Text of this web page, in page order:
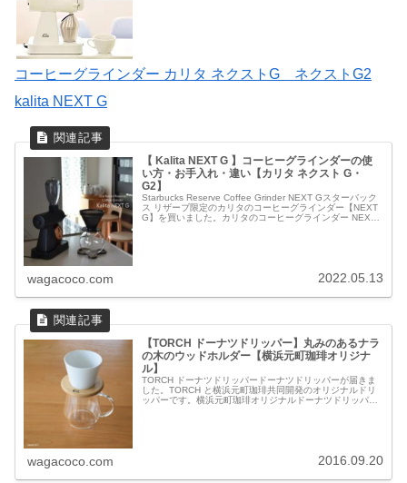
コーヒーグラインダー カリタ ネクストG ネクストG2
kalita NEXT G
【 Kalita NEXT G 】コーヒーグラインダーの使
い方・お手入れ・違い【カリタ ネクスト G・
G2】
Starbucks Reserve Coffee Grinder NEXT Gスターバック
ス リザーブ限定のカリタのコーヒーグラインダー【NEXT
G】を買いました。カリタのコーヒーグラインダー NEXT
wagacoco.com 2022.05.13
【TORCH ドーナツドリッパー】丸みのあるナラ
の木のウッドホルダー【横浜元町珈琲オリジナ
ル】
TORCH ドーナツドリッパードーナツドリッパーが届きま
した。TORCH と横浜元町珈琲共同開発のオリジナルドリ
ッパーです。横浜元町珈琲オリジナルドーナツドリッパー
wagacoco.com 2016.09.20